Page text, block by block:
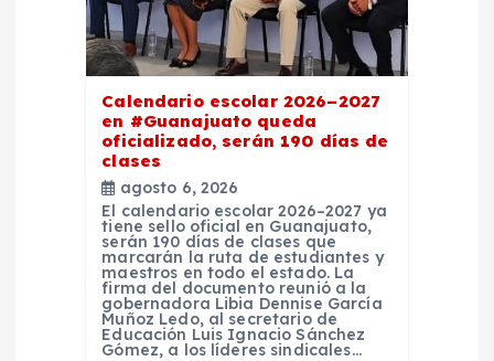
Calendario escolar 2026–2027
en #Guanajuato queda
oficializado, serán 190 días de
clases
agosto 6, 2026
El calendario escolar 2026–2027 ya
tiene sello oficial en Guanajuato,
serán 190 días de clases que
marcarán la ruta de estudiantes y
maestros en todo el estado. La
firma del documento reunió a la
gobernadora Libia Dennise García
Muñoz Ledo, al secretario de
Educación Luis Ignacio Sánchez
Gómez, a los líderes sindicales…